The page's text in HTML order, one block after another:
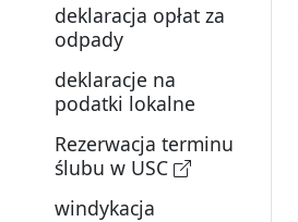
deklaracja opłat za
odpady
deklaracje na
podatki lokalne
Rezerwacja terminu
ślubu w USC
windykacja